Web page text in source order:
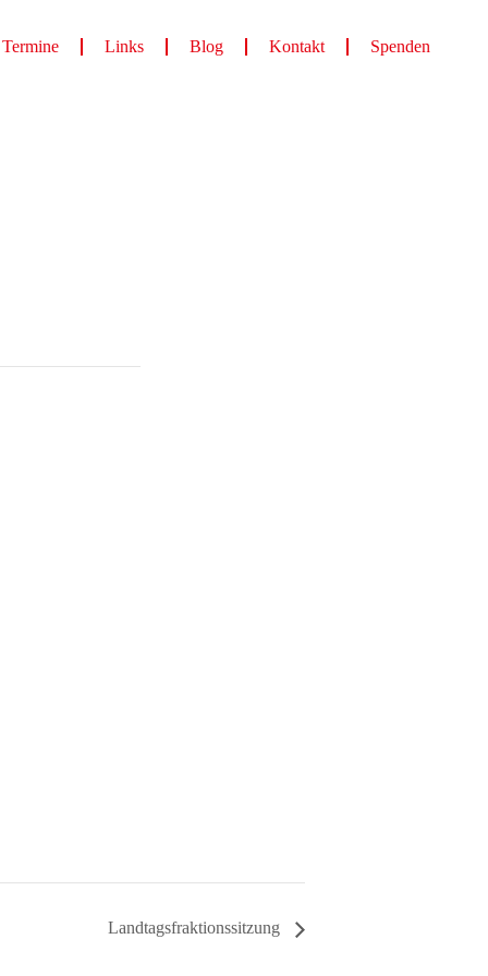
Termine Links Blog Kontakt Spenden
Landtagsfraktionssitzung